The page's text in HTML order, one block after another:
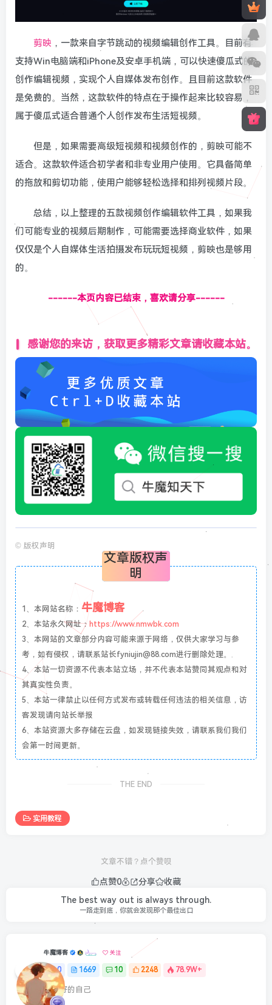
剪映 ，一款来自字节跳动的视频编辑创作工具。目前有
支持Win电脑端和iPhone及安卓手机端，可以快速傻瓜式的
创作编辑视频，实现个人自媒体发布创作。且目前这款软件
是免费的。当然，这款软件的特点在于操作起来比较容易，
属于傻瓜式适合普通个人创作发布生活短视频。
但是，如果需要高级短视频和视频创作的，剪映可能不
适合。这款软件适合初学者和非专业用户使用。它具备简单
的拖放和剪切功能，使用户能够轻松选择和排列视频片段。
总结，以上整理的五款视频创作编辑软件工具，如果我
们可能专业的视频后期制作，可能需要选择商业软件，如果
仅仅是个人自媒体生活拍摄发布玩玩短视频，剪映也是够用
的。
------本页内容已结束，喜欢请分享------
感谢您的来访，获取更多精彩文章请收藏本站。
© 版权声明
文章版权声
明
1、本网站名称： 牛魔博客
2、本站永久网址： https://www.nmwbk.com
3、本网站的文章部分内容可能来源于网络，仅供大家学习与参
考，如有侵权，请联系站长fyniujin@88.com进行删除处理。
4、本站一切资源不代表本站立场，并不代表本站赞同其观点和对
其真实性负责。
5、本站一律禁止以任何方式发布或转载任何违法的相关信息，访
客发现请向站长举报
6、本站资源大多存储在云盘，如发现链接失效，请联系我们我们
会第一时间更新。
THE END
实用教程
文章不错？点个赞呗
点赞0 分享
收藏
The best way out is always through.
一路走到底，你就会发现那个最佳出口
牛魔博客 关注
0 1669 10 2248 78.9W+
最最好的自己